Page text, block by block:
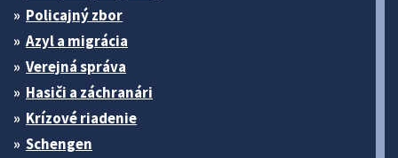
Policajný zbor
Azyl a migrácia
Verejná správa
Hasiči a záchranári
Krízové riadenie
Schengen